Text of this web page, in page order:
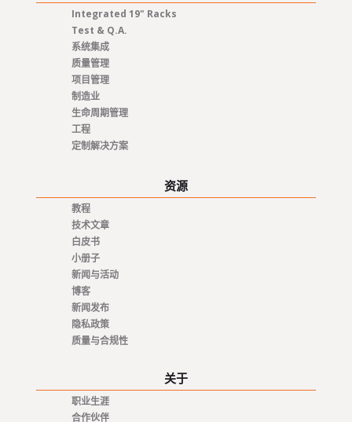
Integrated 19" Racks
Test & Q.A.
系统集成
质量管理
项目管理
制造业
生命周期管理
工程
定制解决方案
资源
教程
技术文章
白皮书
小册子
新闻与活动
博客
新闻发布
隐私政策
质量与合规性
关于
职业生涯
合作伙伴